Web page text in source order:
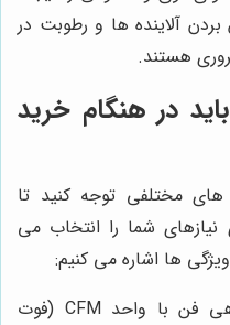
آلاینده ها و رطوبت در
هستند.
در هنگام خرید
مختلفی توجه کنید تا
شما را انتخاب می
ها اشاره می کنیم:
قدرت باددهی فن با واحد CFM (فوت